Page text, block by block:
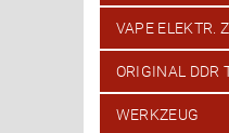
VAPE ELEKTR.
ORIGINAL DDR
WERKZEUG